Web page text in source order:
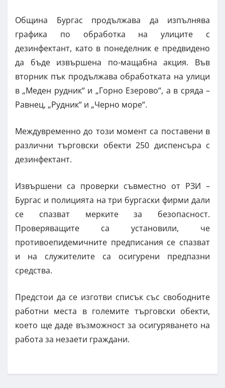
Община Бургас продължава да изпълнява
графика по обработка на улиците с
дезинфектант, като в понеделник е предвидено
да бъде извършена по-мащабна акция. Във
вторник пък продължава обработката на улици
в „Меден рудник“ и „Горно Езерово“, а в сряда –
Равнец, „Рудник“ и „Черно море“.
Междувременно до този момент са поставени в
различни търговски обекти 250 диспенсъра с
дезинфектант.
Извършени са проверки съвместно от РЗИ –
Бургас и полицията на три бургаски фирми дали
се спазват мерките за безопасност.
Проверяващите са установили, че
противоепидемичните предписания се спазват
и на служителите са осигурени предпазни
средства.
Предстои да се изготви списък със свободните
работни места в големите търговски обекти,
което ще даде възможност за осигуряването на
работа за незаети граждани.